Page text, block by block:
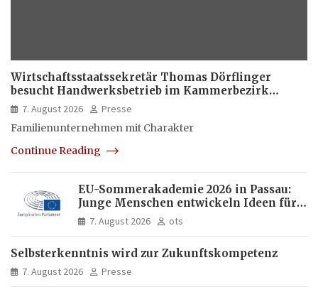
Wirtschaftsstaatssekretär Thomas Dörflinger
besucht Handwerksbetrieb im Kammerbezirk
Freiburg
7. August 2026
Presse
Familienunternehmen mit Charakter
Continue Reading
EU-Sommerakademie 2026 in Passau:
Junge Menschen entwickeln Ideen für
Europas Zukunft
7. August 2026 ots
Selbsterkenntnis wird zur Zukunftskompetenz
7. August 2026 Presse